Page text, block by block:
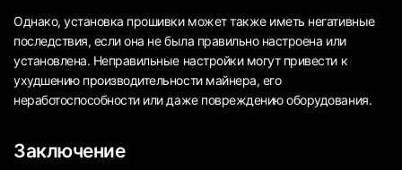
Однако, установка прошивки может также иметь негативные
последствия, если она не была правильно настроена или
установлена. Неправильные настройки могут привести к
ухудшению производительности майнера, его
неработоспособности или даже повреждению оборудования.
Заключение